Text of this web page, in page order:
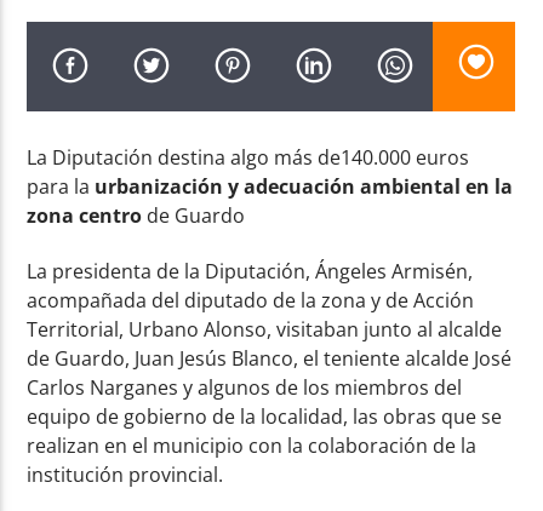
Radio AMGu
La Diputación destina algo más de140.000 euros
para la urbanización y adecuación ambiental en la
zona centro de Guardo
La presidenta de la Diputación, Ángeles Armisén,
acompañada del diputado de la zona y de Acción
Territorial, Urbano Alonso, visitaban junto al alcalde
de Guardo, Juan Jesús Blanco, el teniente alcalde José
Carlos Narganes y algunos de los miembros del
equipo de gobierno de la localidad, las obras que se
realizan en el municipio con la colaboración de la
institución provincial.